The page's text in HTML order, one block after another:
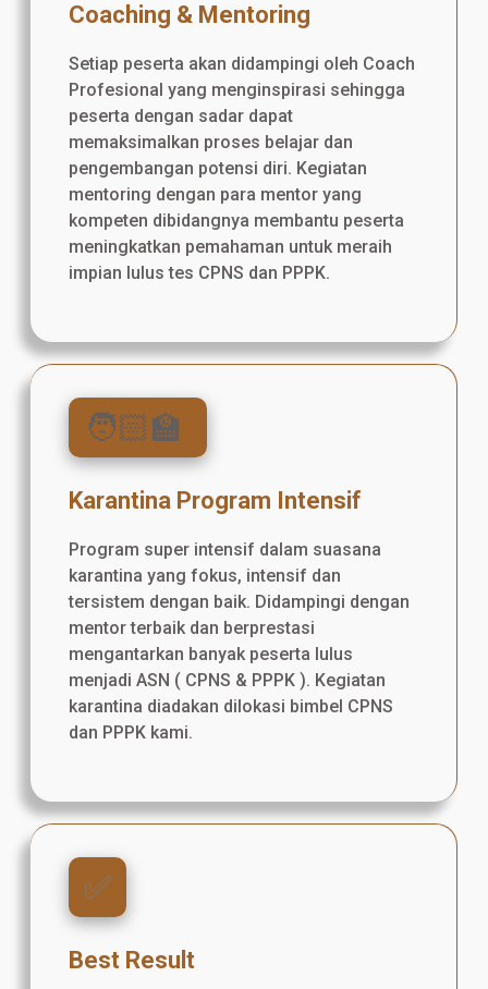
Coaching & Mentoring
Setiap peserta akan didampingi oleh Coach
Profesional yang menginspirasi sehingga
peserta dengan sadar dapat
memaksimalkan proses belajar dan
pengembangan potensi diri. Kegiatan
mentoring dengan para mentor yang
kompeten dibidangnya membantu peserta
meningkatkan pemahaman untuk meraih
impian lulus tes CPNS dan PPPK.
🧑🏻‍🏫
Karantina Program Intensif
Program super intensif dalam suasana
karantina yang fokus, intensif dan
tersistem dengan baik. Didampingi dengan
mentor terbaik dan berprestasi
mengantarkan banyak peserta lulus
menjadi ASN ( CPNS & PPPK ). Kegiatan
karantina diadakan dilokasi bimbel CPNS
dan PPPK kami.
✅️
Best Result